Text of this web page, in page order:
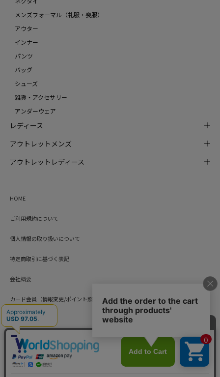
メンズフォーマル（礼服・喪服）
アウター
インナー
パンツ
バッグ
シューズ
雑貨・アクセサリー
アンダーウェア
レディース
アウトレットメンズ
アウトレットレディース
HOME
ご利用規約について
個人情報の取り扱いについて
特定商取引に基づく表記
会社概要
カード会員（情報変更/ポイント照会）
お問い合わせ